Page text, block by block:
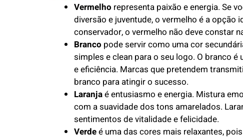
Vermelho representa paixão e energia. Se
diversão e juventude, o vermelho é a
conservador, o vermelho não deve constar
Branco pode servir como uma cor
simples e clean para o seu logo. O branco
e eficiência. Marcas que pretendem
branco para atingir o sucesso.
Laranjaé entusiasmo e energia. Mistura
com a suavidade dos tons amarelados.
sentimentos de vitalidade e felicidade.
Verdeé uma das cores mais relaxantes,